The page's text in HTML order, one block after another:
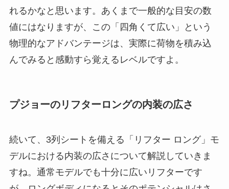
れるかなと思います。あくまで一般的な目安の数
値にはなりますが、この「四角くて広い」という
物理的なアドバンテージは、実際に荷物を積み込
んでみると感動すら覚えるレベルですよ。
プジョーのリフターロングの内装の広さ
続いて、3列シートを備える「リフター ロング」モ
デルにおける内装の広さについて解説していきま
すね。通常モデルでも十分に広いリフターです